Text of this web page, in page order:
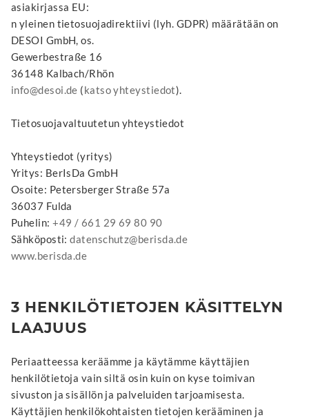
asiakirjassa EU:
n yleinen tietosuojadirektiivi (lyh. GDPR) määrätään on
DESOI GmbH, os.
Gewerbestraße 16
36148 Kalbach/Rhön
info@desoi.de (katso yhteystiedot).
Tietosuojavaltuutetun yhteystiedot
Yhteystiedot (yritys)
Yritys: BerIsDa GmbH
Osoite: Petersberger Straße 57a
36037 Fulda
Puhelin:+49 / 661 29 69 80 90
Sähköposti:datenschutz@berisda.de
www.berisda.de
3 HENKILÖTIETOJEN KÄSITTELYN
LAAJUUS
Periaatteessa keräämme ja käytämme käyttäjien
henkilötietoja vain siltä osin kuin on kyse toimivan
sivuston ja sisällön ja palveluiden tarjoamisesta.
Käyttäjien henkilökohtaisten tietojen kerääminen ja